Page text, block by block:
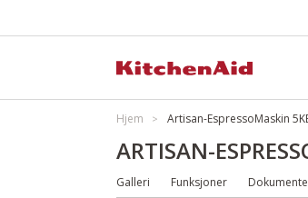
Hjem Artisan-EspressoMaskin
ARTISAN-
Galleri Funksjoner